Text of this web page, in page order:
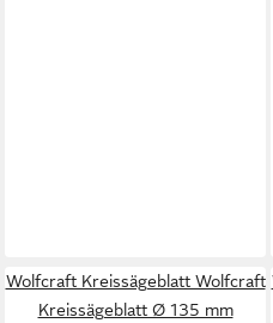
Wolfcraft Kreissägeblatt Wolfcraft
Kreissägeblatt Ø 135 mm